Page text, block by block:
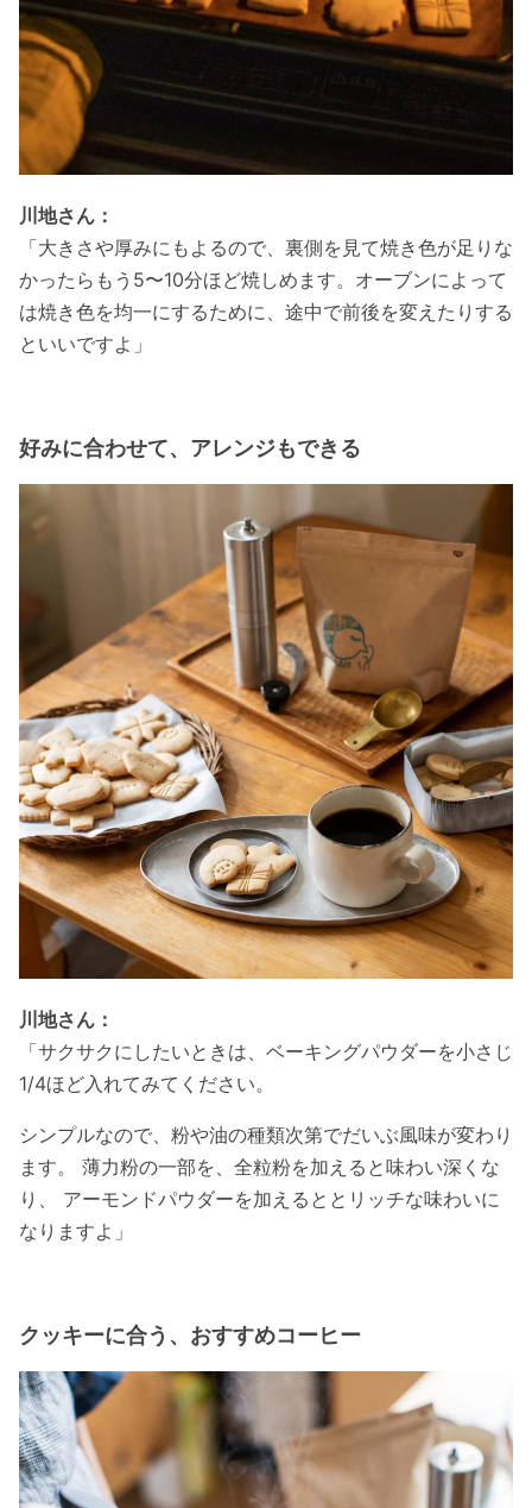
川地さん：
「⼤きさや厚みにもよるので、裏側を⾒て焼き⾊が⾜りな
かったらもう5〜10分ほど焼しめます。オーブンによって
は焼き⾊を均⼀にするために、途中で前後を変えたりする
といいですよ」
好みに合わせて、アレンジもできる
川地さん：
「サクサクにしたいときは、ベーキングパウダーを小さじ
1/4ほど入れてみてください。
シンプルなので、粉や油の種類次第でだいぶ⾵味が変わり
ます。 薄⼒粉の⼀部を、全粒粉を加えると味わい深くな
り、 アーモンドパウダーを加えるととリッチな味わいに
なりますよ」
クッキーに合う、おすすめコーヒー